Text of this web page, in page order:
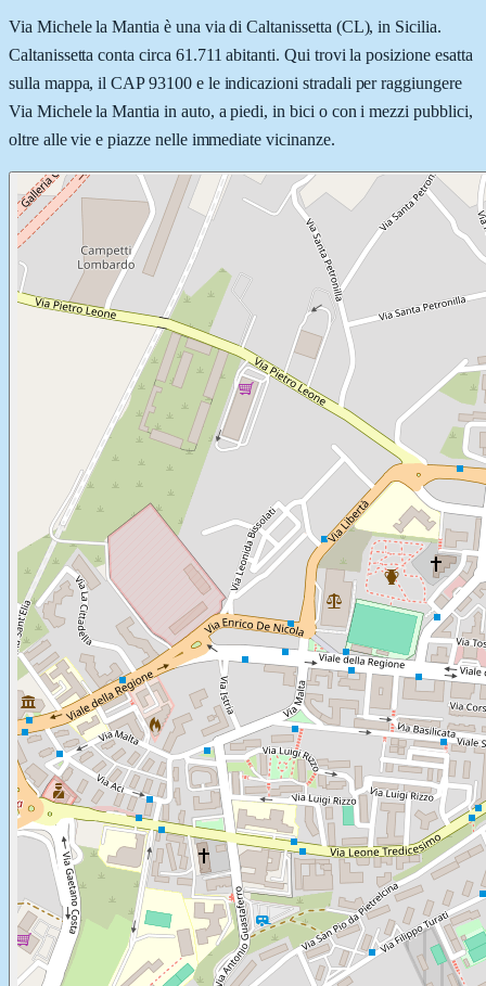
Via Michele la Mantia è una via di Caltanissetta (CL), in Sicilia.
Caltanissetta conta circa 61.711 abitanti. Qui trovi la posizione esatta
sulla mappa, il CAP 93100 e le indicazioni stradali per raggiungere
Via Michele la Mantia in auto, a piedi, in bici o con i mezzi pubblici,
oltre alle vie e piazze nelle immediate vicinanze.